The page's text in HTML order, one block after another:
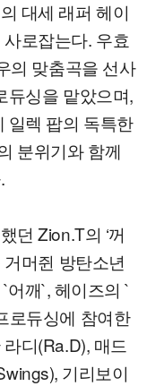
대세 래퍼 헤이
로잡는다. 우효
의 맞춤곡을 선사
듀싱을 맡았으며,
일렉 팝의 독특한
분위기와 함께
던 Zion.T의 ‘꺼
머쥔 방탄소년
어깨`, 헤이즈의 `
로듀싱에 참여한
디(Ra.D), 매드
기리보이